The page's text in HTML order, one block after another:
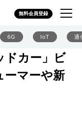
無料会員登録
6G IoT 通
ドカー」ビ
ーマーや新